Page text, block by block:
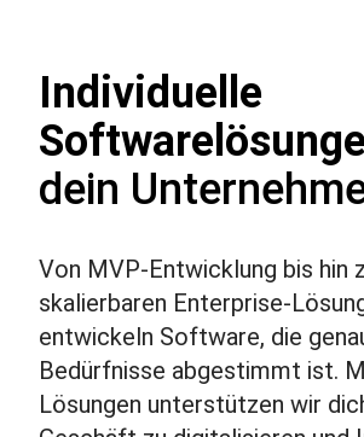
Individuelle
dein
Von MVP-Entwicklung bis hin
skalierbaren Enterprise-
entwickeln Software, die
Bedürfnisse abgestimmt ist.
Lösungen unterstützen wir